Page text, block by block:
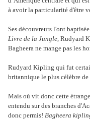
à avoir la particularité d'être
Ses découvreurs l'ont baptisée
Livre de la Jungle, Rudyard
Bagheera ne mange pas les
Rudyard Kipling qui fut
britannique le plus célèbre de
Mais où vit donc cette
entendu sur des branches
donc permis! Bagheera